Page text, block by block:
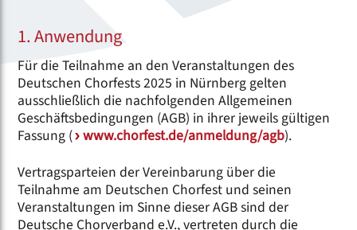
1. Anwendung
Für die Teilnahme an den Veranstaltungen des
Deutschen Chorfests 2025 in Nürnberg gelten
ausschließlich die nachfolgenden Allgemeinen
Geschäftsbedingungen (AGB) in ihrer jeweils gültigen
Fassung ( www.chorfest.de/anmeldung/agb).
Vertragsparteien der Vereinbarung über die
Teilnahme am Deutschen Chorfest und seinen
Veranstaltungen im Sinne dieser AGB sind der
Deutsche Chorverband e.V., vertreten durch die